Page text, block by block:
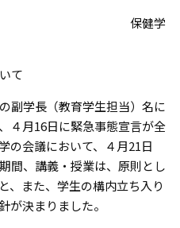
学
て
副学長（教育学生担当）名に
４月16日に緊急事態宣言が全
の会議において、４月21日
間、講義・授業は、原則とし
、また、学生の構内立ち入り
が決まりました。